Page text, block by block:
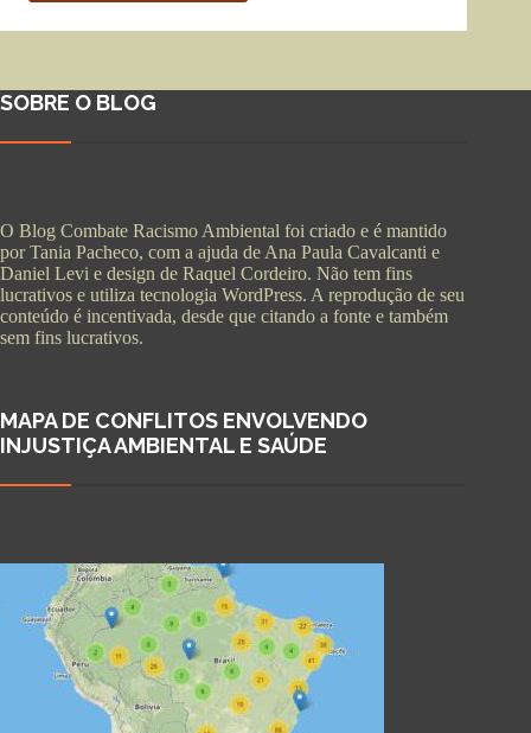
SOBRE O BLOG
O Blog Combate Racismo Ambiental foi criado e é mantido
por Tania Pacheco, com a ajuda de Ana Paula Cavalcanti e
Daniel Levi e design de Raquel Cordeiro. Não tem fins
lucrativos e utiliza tecnologia WordPress. A reprodução de seu
conteúdo é incentivada, desde que citando a fonte e também
sem fins lucrativos.
MAPA DE CONFLITOS ENVOLVENDO
INJUSTIÇA AMBIENTAL E SAÚDE